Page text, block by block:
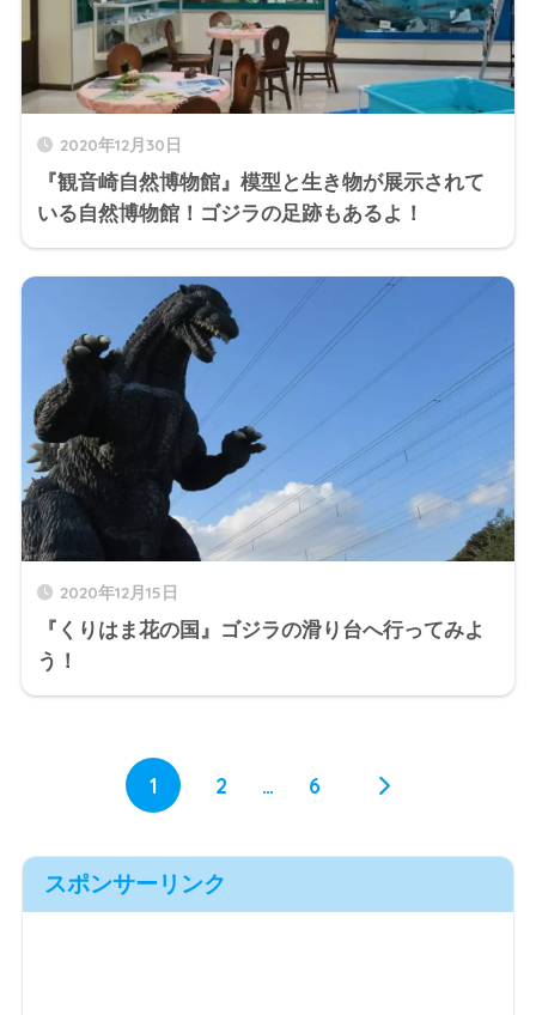
2020年12月30日
『観音崎自然博物館』模型と生き物が展示されて
いる自然博物館！ゴジラの足跡もあるよ！
2020年12月15日
『くりはま花の国』ゴジラの滑り台へ行ってみよ
う！
1 2 … 6
スポンサーリンク